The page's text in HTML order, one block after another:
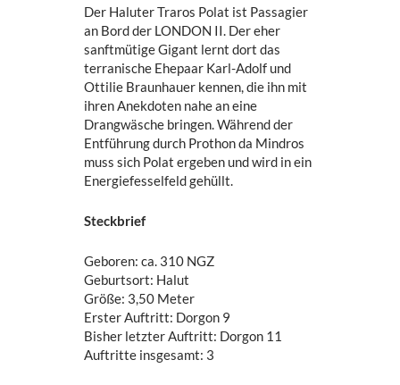
Der Haluter Traros Polat ist Passagier
an Bord der LONDON II. Der eher
sanftmütige Gigant lernt dort das
terranische Ehepaar Karl-Adolf und
Ottilie Braunhauer kennen, die ihn mit
ihren Anekdoten nahe an eine
Drangwäsche bringen. Während der
Entführung durch Prothon da Mindros
muss sich Polat ergeben und wird in ein
Energiefesselfeld gehüllt.
Steckbrief
Geboren: ca. 310 NGZ
Geburtsort: Halut
Größe: 3,50 Meter
Erster Auftritt: Dorgon 9
Bisher letzter Auftritt: Dorgon 11
Auftritte insgesamt: 3